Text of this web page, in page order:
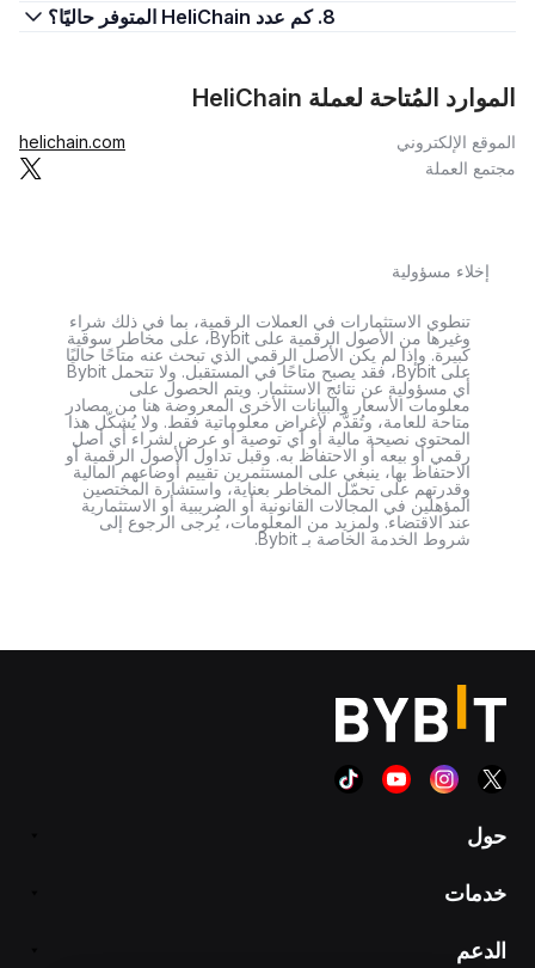
8. كم عدد HeliChain المتوفر حاليًا؟
الموارد المُتاحة لعملة HeliChain
الموقع الإلكتروني
helichain.com
مجتمع العملة
إخلاء مسؤولية
تنطوي الاستثمارات في العملات الرقمية، بما في ذلك شراء
وغيرها من الأصول الرقمية على Bybit، على مخاطر سوقية
كبيرة. وإذا لم يكن الأصل الرقمي الذي تبحث عنه متاحًا حاليًا
على Bybit، فقد يصبح متاحًا في المستقبل. ولا تتحمل Bybit
أي مسؤولية عن نتائج الاستثمار. ويتم الحصول على
معلومات الأسعار والبيانات الأخرى المعروضة هنا من مصادر
متاحة للعامة، وتُقدَّم لأغراض معلوماتية فقط. ولا يُشكّل هذا
المحتوى نصيحة مالية أو أي توصية أو عرض لشراء أي أصل
رقمي أو بيعه أو الاحتفاظ به. وقبل تداول الأصول الرقمية أو
الاحتفاظ بها، ينبغي على المستثمرين تقييم أوضاعهم المالية
وقدرتهم على تحمّل المخاطر بعناية، واستشارة المختصين
المؤهلين في المجالات القانونية أو الضريبية أو الاستثمارية
عند الاقتضاء. ولمزيد من المعلومات، يُرجى الرجوع إلى
شروط الخدمة الخاصة بـ Bybit.
حول
خدمات
الدعم